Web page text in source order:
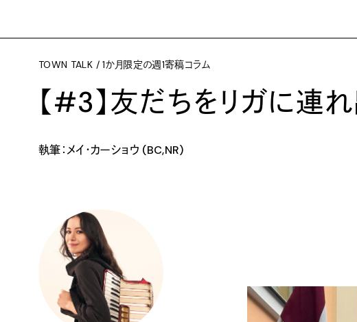
TOWN TALK / 1か月限定の週1寄稿コラム
【#3】友だちをリガに連
執筆：メイ・カーショウ (BC,NR)